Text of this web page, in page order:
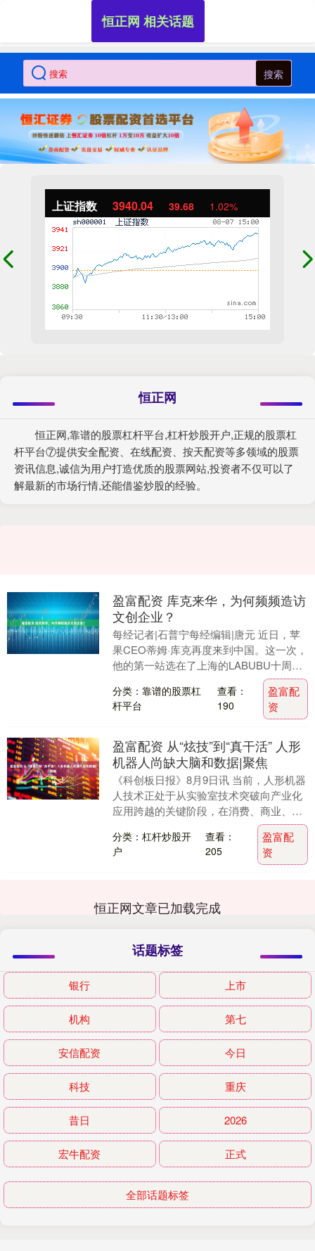
搜索
上证指数 3940.04 39.68 1.02%
恒正网
恒正网,靠谱的股票杠杆平台,杠杆炒股开户,正规的股票杠
杆平台⑦提供安全配资、在线配资、按天配资等多领域的股票
资讯信息,诚信为用户打造优质的股票网站,投资者不仅可以了
解最新的市场行情,还能借鉴炒股的经验。
恒正网 相关话题
盈富配资 库克来华，为何频频造访
文创企业？
每经记者|石普宁每经编辑|唐元 近日，苹
果CEO蒂姆·库克再度来到中国。这一次，
他的第一站选在了上海的LABUBU十周年
潮玩展。 他饶有兴致地观看了设计师龙家
升....
分类：靠谱的股票杠
杆平台
查看：
190
盈富配
资
盈富配资 从“炫技”到“真干活” 人形
机器人尚缺大脑和数据|聚焦
《科创板日报》8月9日讯 当前，人形机器
人技术正处于从实验室技术突破向产业化
应用跨越的关键阶段，在消费、商业、工
业、特种等场景里逐步在探索。 在2025世
界机器....
分类：杠杆炒股开
户
查看：
205
盈富配
资
恒正网文章已加载完成
话题标签
银行 上市
机构 第七
安信配资 今日
科技 重庆
昔日 2026
宏牛配资 正式
全部话题标签